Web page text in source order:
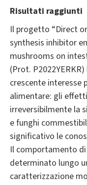
Risultati raggiunti
Il progetto “Direct
synthesis inhibitor
mushrooms on
(Prot.
crescente interesse
alimentare: gli
irreversibilmente la
e funghi
significativo le
Il comportamento
determinato lungo
caratterizzazione